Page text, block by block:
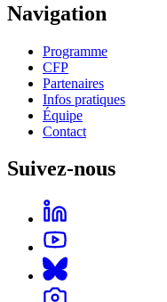
Navigation
Programme
CFP
Partenaires
Infos pratiques
Équipe
Contact
Suivez-nous